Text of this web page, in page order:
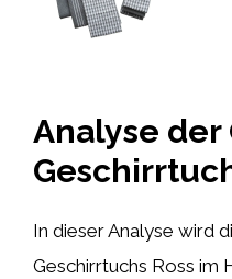
Analyse der
In dieser Analyse wird
Geschirrtuchs Ross im